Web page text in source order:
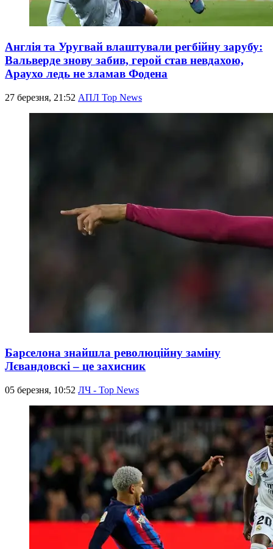
Англія та Уругвай влаштували регбійну зарубу:
Вальверде знову забив, герой став невдахою,
Араухо ледь не зламав Фодена
27 березня, 21:52 АПЛ Top News
Барселона знайшла революційну заміну
Лєвандовскі – це захисник
05 березня, 10:52 ЛЧ - Top News